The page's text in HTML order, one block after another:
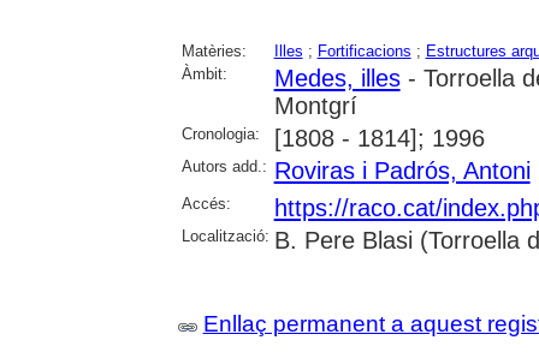
Matèries: Illes ; Fortificacions ; Estructures
Àmbit:
Medes, illes- Torroella
Montgrí
Cronologia: [1808 - 1814]; 1996
Autors add.: Roviras i Padrós, Antoni
Accés: https://raco.cat/
Localització: B. Pere Blasi (Torroella
Enllaç permanent a aquest